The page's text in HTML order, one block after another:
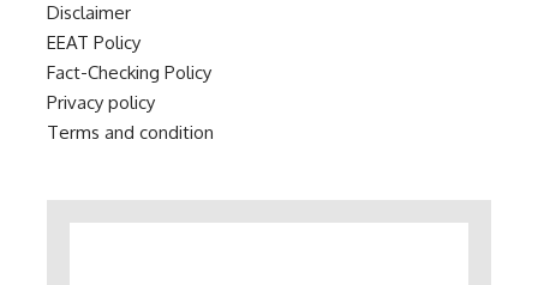
Disclaimer
EEAT Policy
Fact-Checking Policy
Privacy policy
Terms and condition